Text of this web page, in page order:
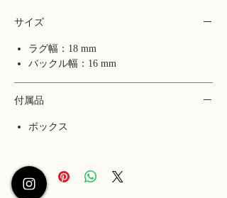
サイズ
ラグ幅：18 mm
バックル幅：16 mm
付属品
ボックス